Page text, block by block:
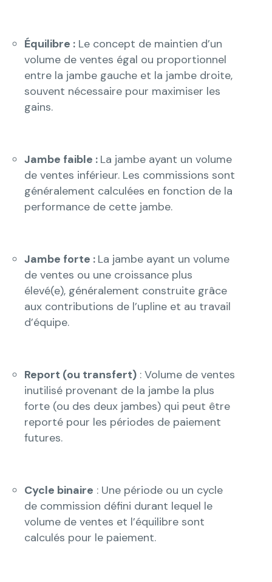
Équilibre : Le concept de maintien d’un
volume de ventes égal ou proportionnel
entre la jambe gauche et la jambe droite,
souvent nécessaire pour maximiser les
gains.
Jambe faible : La jambe ayant un volume
de ventes inférieur. Les commissions sont
généralement calculées en fonction de la
performance de cette jambe.
Jambe forte : La jambe ayant un volume
de ventes ou une croissance plus
élevé(e), généralement construite grâce
aux contributions de l’upline et au travail
d’équipe.
Report (ou transfert) : Volume de ventes
inutilisé provenant de la jambe la plus
forte (ou des deux jambes) qui peut être
reporté pour les périodes de paiement
futures.
Cycle binaire : Une période ou un cycle
de commission défini durant lequel le
volume de ventes et l’équilibre sont
calculés pour le paiement.